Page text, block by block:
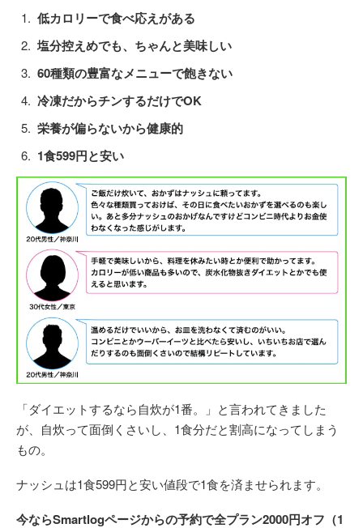
低カロリーで食べ応えがある
塩分控えめでも、ちゃんと美味しい
60種類の豊富なメニューで飽きない
冷凍だからチンするだけでOK
栄養が偏らないから健康的
1食599円と安い
「ダイエットするなら自炊が1番。」と言われてきました
が、自炊って面倒くさいし、1食分だと割高になってしまう
もの。
ナッシュは1食599円と安い値段で1食を済ませられます。
今ならSmartlogページからの予約で全プラン2000円オフ（1